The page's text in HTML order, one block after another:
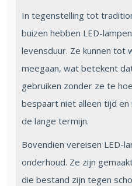
In tegenstelling tot
buizen hebben LED-
levensduur. Ze kunnen tot
meegaan, wat betekent
gebruiken zonder ze te
bespaart niet alleen tijd
de lange termijn.
Bovendien vereisen LED-
onderhoud. Ze zijn
die bestand zijn tegen